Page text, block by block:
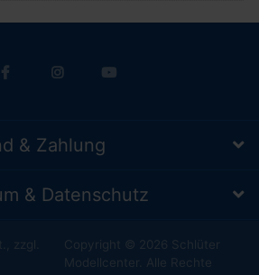
& Zahlung
& Datenschutz
zzgl.
Copyright © 2026 Schlüter
Modellcenter. Alle Rechte